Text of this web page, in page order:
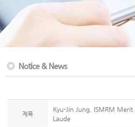
Notice & News
제목
Kyu-Jin Jung, ISMRM
Laude